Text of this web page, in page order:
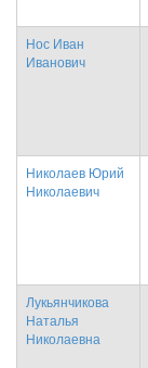
Нос Иван
Иванович
Николаев Юрий
Николаевич
Лукьянчикова
Наталья
Николаевна